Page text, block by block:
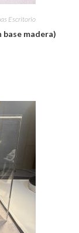
Escritorio
madera)